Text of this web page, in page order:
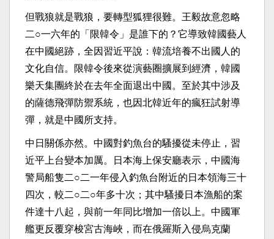
但戰狼就是戰狼，要轉型狐狸很難。王毅故意忽略
二○一六年的「限韓令」是誰下的？它導致韓國藝人
在中國絕跡，全因習近平說：韓流培養不出國人的
文化自信。限韓令後來從演藝圈擴展到經濟，韓國
樂天集團終於在去年全面退出中國。至於其中涉及
的薩德飛彈防禦系統，也因北韓近年的瘋狂試射導
彈，就是中國所支持。
中日關係亦然。中國對釣魚台的騷擾從未停止，習
近平上台變本加厲。日本海上保安廳表示，中國海
警局船隻二○二一年侵入釣魚台附近的日本領海三十
四次，較二○二○年多十次；其中騷擾日本漁船的案
件達十八起，與前一年同比增加一倍以上。中國軍
艦更反覆穿梭宮古海峽，而在俄羅斯入侵烏克蘭